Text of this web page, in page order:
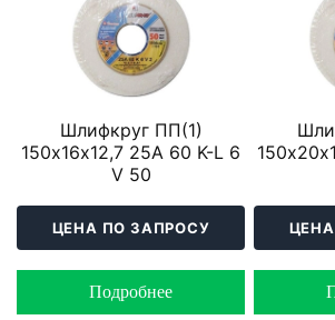
Шлифкруг ПП(1)
150х16х12,7 25A 60 K-L 6
V 50
ЦЕНА ПО ЗАПРОСУ
Подробнее